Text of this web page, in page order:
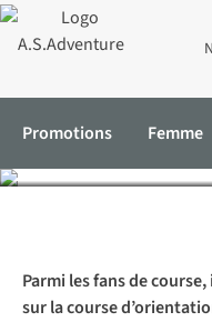
Promotions Femme
Accueil Expertise &
Parmi les fans de
sur la course